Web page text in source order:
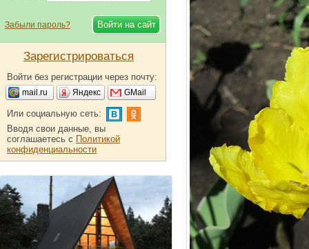
Забыли пароль?
Зарегистрироваться
Войти без регистрации через почту:
mail.ru Яндекс GMail
Или социальную сеть:
Вводя свои данные, вы
соглашаетесь с Политикой
конфиденциальности